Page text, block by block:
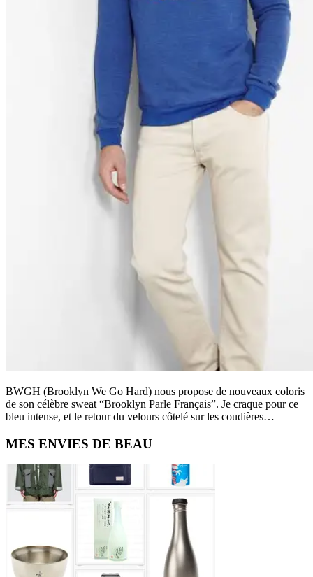
BWGH (Brooklyn We Go Hard) nous propose de nouveaux coloris
de son célèbre sweat “Brooklyn Parle Français”. Je craque pour ce
bleu intense, et le retour du velours côtelé sur les coudières…
Primary
Sidebar
MES ENVIES DE BEAU